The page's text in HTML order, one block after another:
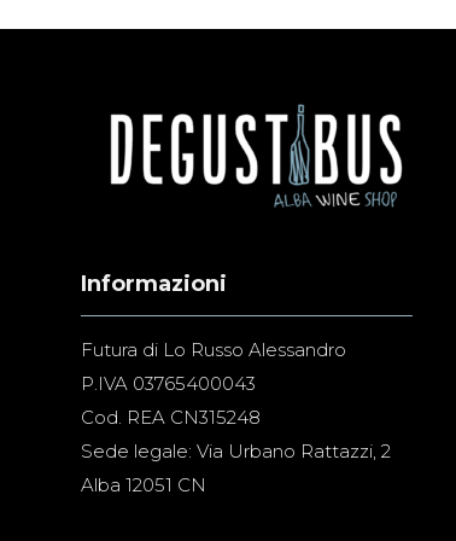
Informazioni
Futura di Lo Russo Alessandro
P.IVA 03765400043
Cod. REA CN315248
Sede legale: Via Urbano Rattazzi, 2
Alba 12051 CN